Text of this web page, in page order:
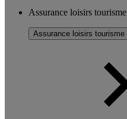
Assurance loisirs tourisme
Assurance loisirs tourisme